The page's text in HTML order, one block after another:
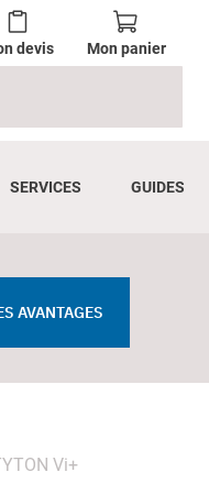
devis Mon panier
SERVICES GUIDES
AVANTAGES
Vi+